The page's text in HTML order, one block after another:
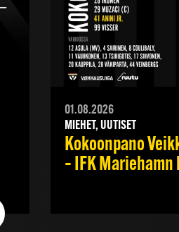
01.08.2026
MIEHET, UUTISET
Kokoonpano
– IFK Mariehamn